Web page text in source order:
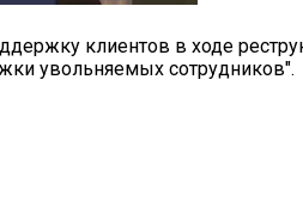
клиентов в ходе
увольняемых сотрудников".